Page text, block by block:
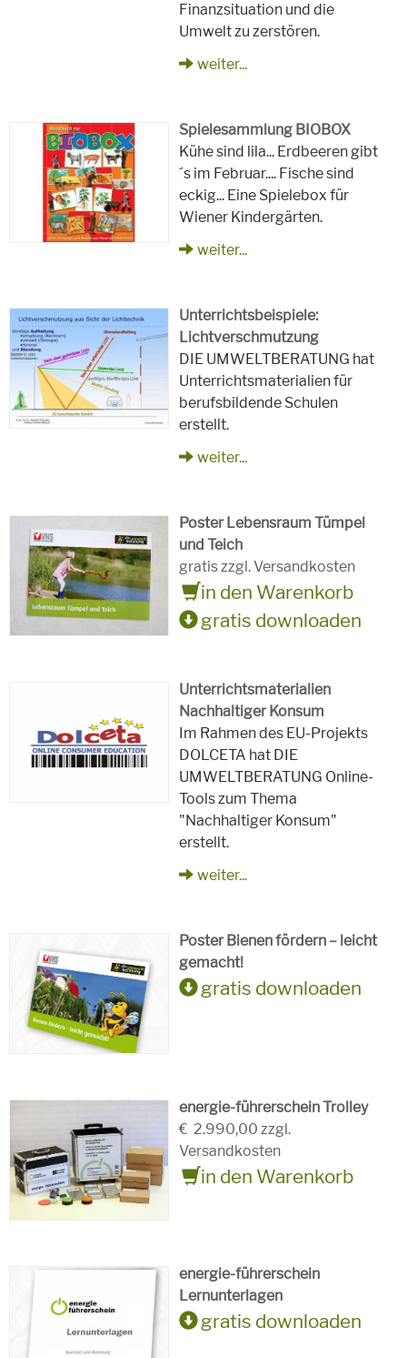
Finanzsituation und die
Umwelt zu zerstören.
weiter...
Spielesammlung BIOBOX
Kühe sind lila... Erdbeeren gibt
´s im Februar.... Fische sind
eckig... Eine Spielebox für
Wiener Kindergärten.
weiter...
Unterrichtsbeispiele:
Lichtverschmutzung
DIE UMWELTBERATUNG hat
Unterrichtsmaterialien für
berufsbildende Schulen
erstellt.
weiter...
Poster Lebensraum Tümpel
und Teich
gratis zzgl. Versandkosten
in den Warenkorb
gratis downloaden
Unterrichtsmaterialien
Nachhaltiger Konsum
Im Rahmen des EU-Projekts
DOLCETA hat DIE
UMWELTBERATUNG Online-
Tools zum Thema
"Nachhaltiger Konsum"
erstellt.
weiter...
Poster Bienen fördern – leicht
gemacht!
gratis downloaden
energie-führerschein Trolley
€ 2.990,00 zzgl.
Versandkosten
in den Warenkorb
energie-führerschein
Lernunterlagen
gratis downloaden